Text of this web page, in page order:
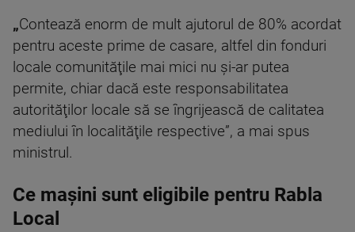
„Contează enorm de mult ajutorul de 80% acordat
pentru aceste prime de casare, altfel din fonduri
locale comunităţile mai mici nu și-ar putea
permite, chiar dacă este responsabilitatea
autorităţilor locale să se îngrijească de calitatea
mediului în localităţile respective”, a mai spus
ministrul.
Ce mașini sunt eligibile pentru Rabla
Local